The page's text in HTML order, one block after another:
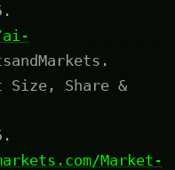
Size, Share &
Market-